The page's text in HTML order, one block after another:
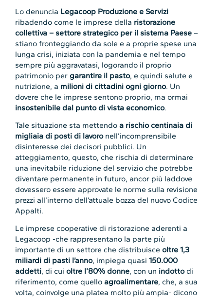
Lo denuncia Legacoop Produzione e Servizi
ribadendo come le imprese della ristorazione
collettiva – settore strategico per il sistema Paese –
stiano fronteggiando da sole e a proprie spese una
lunga crisi, iniziata con la pandemia e nel tempo
sempre più aggravatasi, logorando il proprio
patrimonio pergarantire il pasto, e quindi salute e
nutrizione, a milioni di cittadini ogni giorno. Un
dovere che le imprese sentono proprio, ma ormai
insostenibile dal punto di vista economico.
Tale situazione sta mettendoa rischio centinaia di
migliaia di posti di lavoronell’incomprensibile
disinteresse dei decisori pubblici. Un
atteggiamento, questo, che rischia di determinare
una inevitabile riduzione del servizio che potrebbe
diventare permanente in futuro, ancor più laddove
dovessero essere approvate le norme sulla revisione
prezzi all’interno dell’attuale bozza del nuovo Codice
Appalti.
Le imprese cooperative di ristorazione aderenti a
Legacoop -che rappresentano la parte più
importante di un settore che distribuisceoltre 1,3
miliardi di pasti l’anno, impiega quasi150.000
addetti, di cuioltre l’80% donne, con un indottodi
riferimento, come quelloagroalimentare, che, a sua
volta, coinvolge una platea molto più ampia- dicono